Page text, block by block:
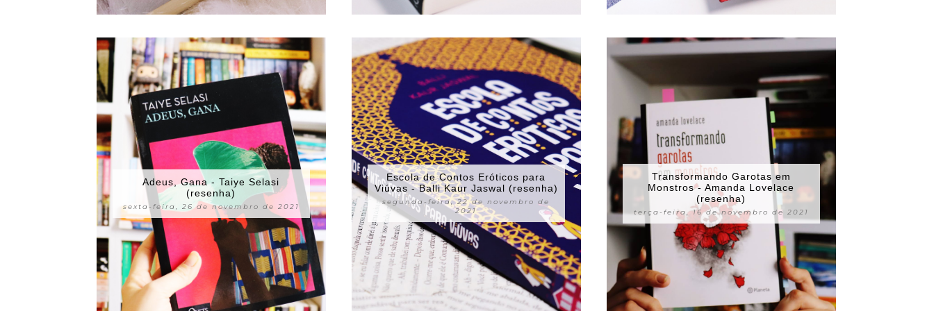
Adeus, Gana - Taiye Selasi
(resenha)
sexta-feira, 26 de novembro de 2021
Escola de Contos Eróticos para
Viúvas - Balli Kaur Jaswal (resenha)
segunda-feira, 22 de novembro de
2021
Transformando Garotas em
Monstros - Amanda Lovelace
(resenha)
terça-feira, 16 de novembro de 2021